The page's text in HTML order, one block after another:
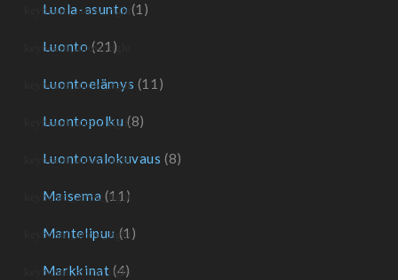
Luola-asunto (1)
Luonto (21)
Luontoelämys (11)
Luontopolku (8)
Luontovalokuvaus (8)
Maisema (11)
Mantelipuu (1)
Markkinat (4)